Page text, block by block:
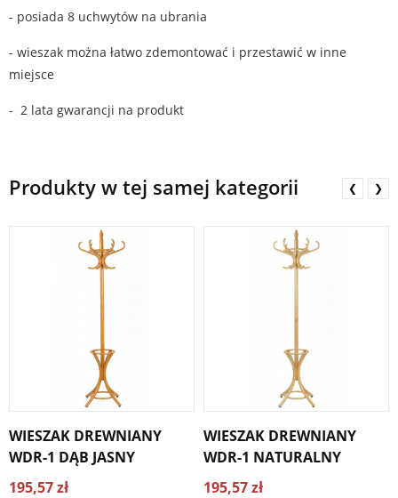
- posiada 8 uchwytów na ubrania
- wieszak można łatwo zdemontować i przestawić w inne
miejsce
- 2 lata gwarancji na produkt
Produkty w tej samej kategorii
WIESZAK DREWNIANY
WDR-1 DĄB JASNY
195,57 zł
WIESZAK DREWNIANY
WDR-1 NATURALNY
195,57 zł
❮ ❯